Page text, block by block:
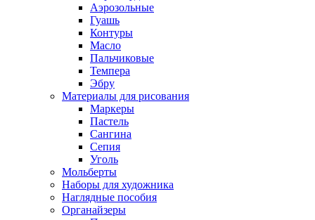
Аэрозольные
Гуашь
Контуры
Масло
Пальчиковые
Темпера
Эбру
Материалы для рисования
Маркеры
Пастель
Сангина
Сепия
Уголь
Мольберты
Наборы для художника
Наглядные пособия
Органайзеры